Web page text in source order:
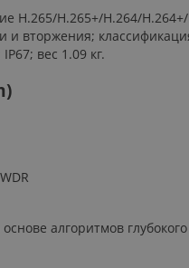
H.265/H.265+/H.264/
вторжения;
вес 1.09 кг.
алгоритмов